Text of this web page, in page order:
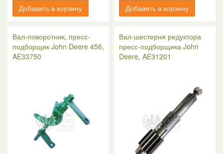
Добавить в корзину Добавить в корзину
Вал-поворотник, пресс-
подборщик John Deere 456,
AE33750
Вал-шестерня редуктора
пресс-подборщика John
Deere, AE31201